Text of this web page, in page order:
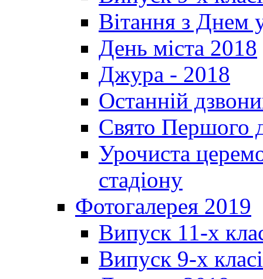
Вітання з Днем
День міста 2018
Джура - 2018
Останній
Свято Першого
Урочиста
стадіону
Фотогалерея 2019
Випуск 11-х
Випуск 9-х